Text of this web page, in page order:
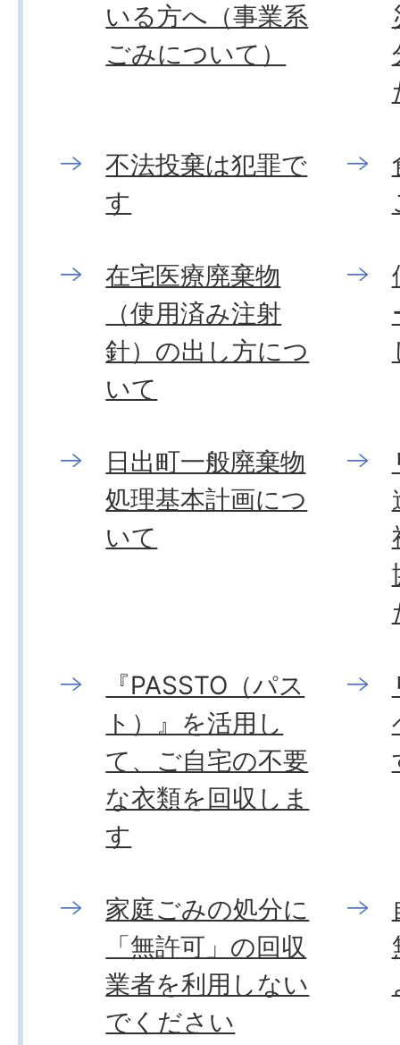
いる方へ（事業系
ごみについて）
不法投棄は犯罪で
す
在宅医療廃棄物
（使用済み注射
針）の出し方につ
いて
日出町一般廃棄物
処理基本計画につ
いて
『PASSTO（パス
ト）』を活用し
て、ご自宅の不要
な衣類を回収しま
す
家庭ごみの処分に
「無許可」の回収
業者を利用しない
でください